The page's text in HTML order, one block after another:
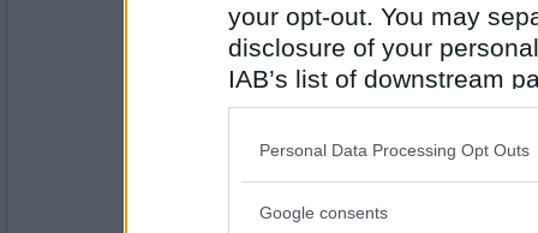
your opt-out. You may
disclosure of your
IAB’s list of downstream
also be disclosed by us
Downstream Participants
Please note that this
Personal Data Processing Opt Outs
Google consents
Antal inlägg:
13194
Päckschen
Antal inlägg: